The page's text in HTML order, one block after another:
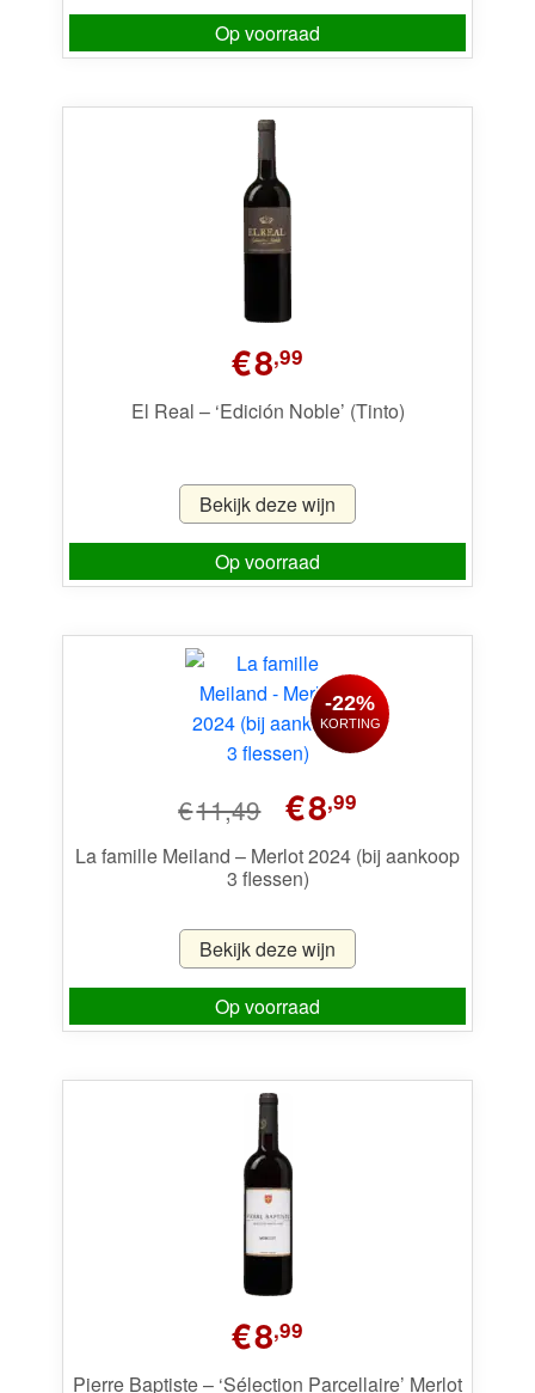
Op voorraad
€8,99
El Real – ‘Edición Noble’ (Tinto)
Bekijk deze wijn
Op voorraad
€11,49
Oorspronkelijke
prijs
was:
€11,49.
€8,99Huidige
is:
La famille Meiland – Merlot 2024 (bij aankoop
3 flessen)
-22%
KORTING
Bekijk deze wijn
Op voorraad
€8,99
Pierre Baptiste – ‘Sélection Parcellaire’ Merlot